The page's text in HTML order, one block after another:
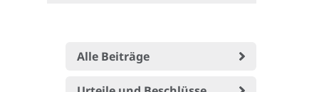
Alle Beiträge